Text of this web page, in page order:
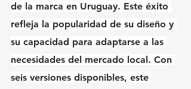
de la marca en Uruguay. Este éxito
refleja la popularidad de su diseño y
su capacidad para adaptarse a las
necesidades del mercado local. Con
seis versiones disponibles, este